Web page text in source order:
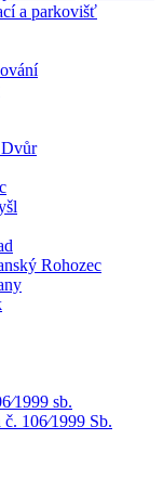
a parkovišť
Rohozec
sb.
106⁄1999 Sb.